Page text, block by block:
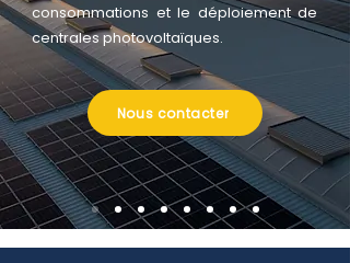
consommations et le déploiement de
centrales photovoltaïques.
Nous contacter